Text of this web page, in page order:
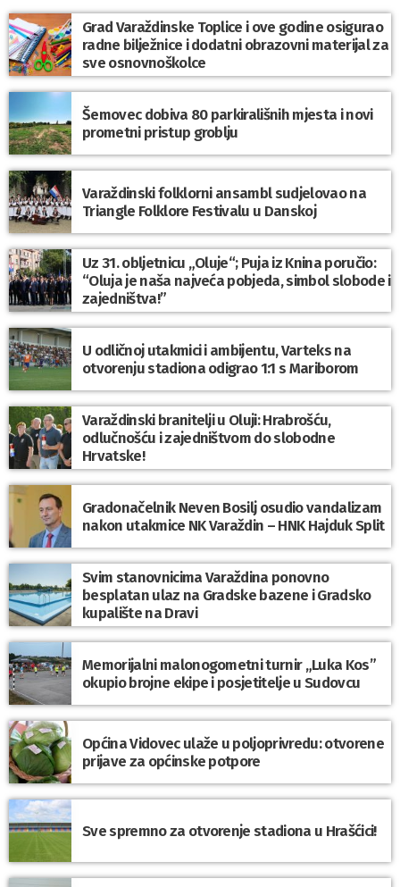
Grad Varaždinske Toplice i ove godine osigurao
radne bilježnice i dodatni obrazovni materijal za
sve osnovnoškolce
Šemovec dobiva 80 parkirališnih mjesta i novi
prometni pristup groblju
Varaždinski folklorni ansambl sudjelovao na
Triangle Folklore Festivalu u Danskoj
Uz 31. obljetnicu „Oluje“; Puja iz Knina poručio:
“Oluja je naša najveća pobjeda, simbol slobode i
zajedništva!”
U odličnoj utakmici i ambijentu, Varteks na
otvorenju stadiona odigrao 1:1 s Mariborom
Varaždinski branitelji u Oluji: Hrabrošću,
odlučnošću i zajedništvom do slobodne
Hrvatske!
Gradonačelnik Neven Bosilj osudio vandalizam
nakon utakmice NK Varaždin – HNK Hajduk Split
Svim stanovnicima Varaždina ponovno
besplatan ulaz na Gradske bazene i Gradsko
kupalište na Dravi
Memorijalni malonogometni turnir „Luka Kos”
okupio brojne ekipe i posjetitelje u Sudovcu
Općina Vidovec ulaže u poljoprivredu: otvorene
prijave za općinske potpore
Sve spremno za otvorenje stadiona u Hrašćici!